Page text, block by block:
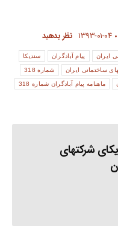
۱۳۹۳-۰۱-۰۴ نظر بدهید
ایران پیام آبادگران سندیکا
ساختمانی ایران شماره 318
ماهنامه پیام آبادگران شماره 318
شرکتهای